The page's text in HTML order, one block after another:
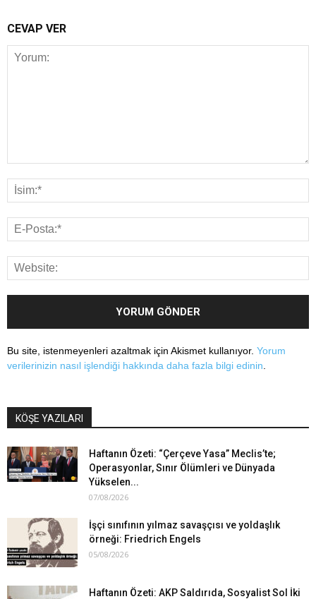
CEVAP VER
Bu site, istenmeyenleri azaltmak için Akismet kullanıyor. Yorum
verilerinizin nasıl işlendiği hakkında daha fazla bilgi edinin
KÖŞE YAZILARI
Haftanın Özeti: “Çerçeve Yasa” Meclis’te;
Operasyonlar, Sınır Ölümleri ve Dünyada
Yükselen...
07/08/2026
İşçi sınıfının yılmaz savaşçısı ve yoldaşlık
örneği: Friedrich Engels
05/08/2026
Haftanın Özeti: AKP Saldırıda, Sosyalist Sol İki